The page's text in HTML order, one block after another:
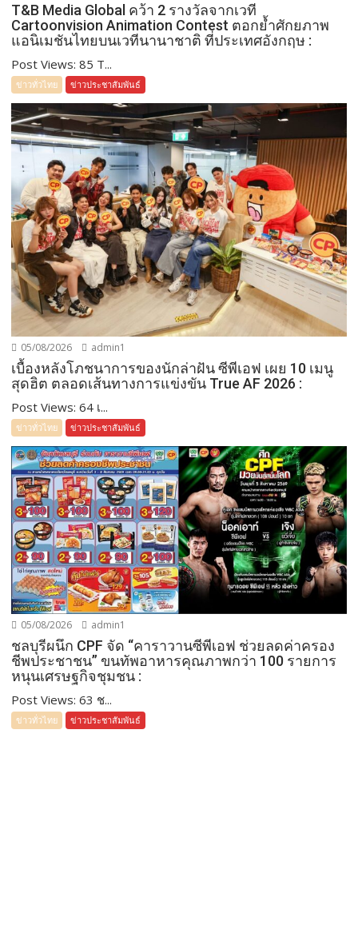
T&B Media Global คว้า 2 รางวัลจากเวที
Cartoonvision Animation Contest ตอกย้ำศักยภาพ
แอนิเมชันไทยบนเวทีนานาชาติ ที่ประเทศอังกฤษ :
Post Views: 85 T...
ข่าวทั่วไทย ข่าวประชาสัมพันธ์
05/08/2026 admin1
เบื้องหลังโภชนาการของนักล่าฝัน ซีพีเอฟ เผย 10 เมนู
สุดฮิต ตลอดเส้นทางการแข่งขัน True AF 2026 :
Post Views: 64 เ...
ข่าวทั่วไทย ข่าวประชาสัมพันธ์
05/08/2026 admin1
ชลบุรีผนึก CPF จัด “คาราวานซีพีเอฟ ช่วยลดค่าครอง
ชีพประชาชน” ขนทัพอาหารคุณภาพกว่า 100 รายการ
หนุนเศรษฐกิจชุมชน :
Post Views: 63 ช...
ข่าวทั่วไทย ข่าวประชาสัมพันธ์